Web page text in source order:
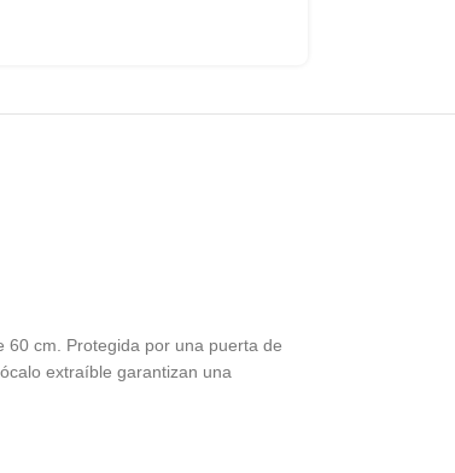
cm. Protegida por una puerta de
extraíble garantizan una